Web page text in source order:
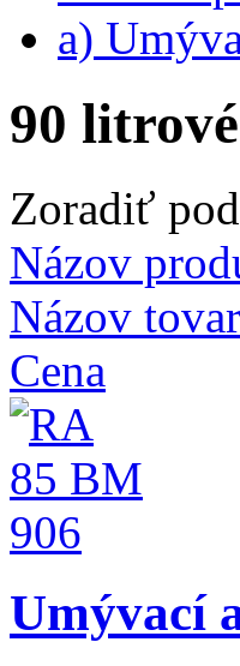
a)
90 litrové
Zoradiť
Názov
Názov
Cena
Umývací